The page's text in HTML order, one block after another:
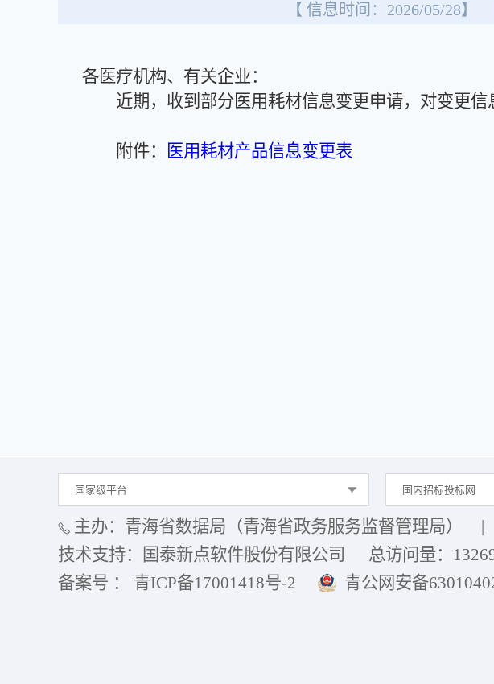
【 信息时间：2026/05/28】
各医疗机构、有关企业：
近期，收到部分医用耗材信息变更申请，对变更信
附件： 医用耗材产品信息变更表
国家级平台 国内招标投标网
主办：青海省数据局（青海省政务服务监督管理局） |
技术支持：国泰新点软件股份有限公司
总访问量：
备案号 ： 青ICP备17001418号-2
青公网安备